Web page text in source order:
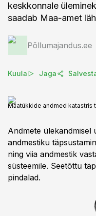
keskkonnale
saadab Maa-amet
Põllumajandus.ee
Kuula Jaga
Maatükkide andmed katastris
Andmete ülekandmisel
andmestiku
ning viia andmestik
süsteemile. Seetõttu
pindalad.